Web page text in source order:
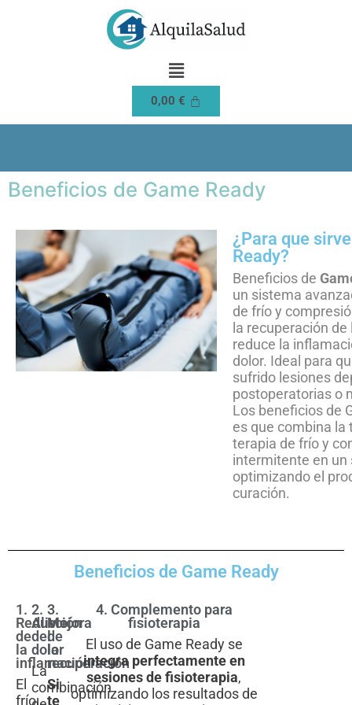
0,00€
Beneficios de Game Ready
¿Para que
Ready?
Beneficios de
un sistema
de frío y
la recuperación
reduce la
dolor. Ideal para
sufrido lesiones
postoperatorias o
Los beneficios de
es que combina la
terapia de frío y
intermitente en un
optimizando el
curación.
Beneficios de Game Ready
1.
Reducción
de
la
inflamación
El
frío
2.
Alivio
del
dolor
La
combinación
3.
Mejora
de
la
recuperación
Si
te
4. Complemento para
fisioterapia
El uso de Game Ready se
integra perfectamente en
sesiones de fisioterapia,
optimizando los resultados de